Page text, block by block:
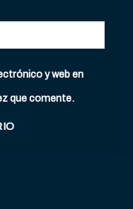
y web en
que comente.